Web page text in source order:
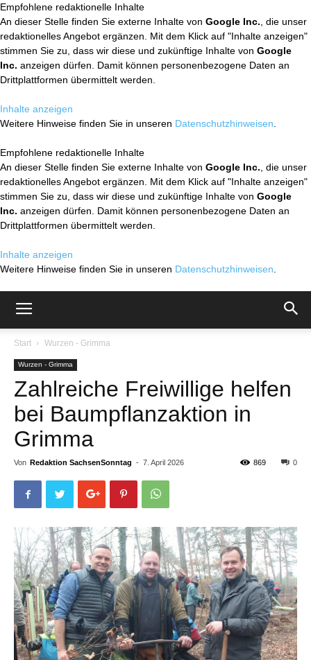
Empfohlene redaktionelle Inhalte
An dieser Stelle finden Sie externe Inhalte von Google Inc. , die unser
redaktionelles Angebot ergänzen. Mit dem Klick auf "Inhalte anzeigen"
stimmen Sie zu, dass wir diese und zukünftige Inhalte von Google
Inc. anzeigen dürfen. Damit können personenbezogene Daten an
Drittplattformen übermittelt werden.
Inhalte anzeigen
Weitere Hinweise finden Sie in unseren Datenschutzhinweisen
Empfohlene redaktionelle Inhalte
An dieser Stelle finden Sie externe Inhalte von Google Inc. , die unser
redaktionelles Angebot ergänzen. Mit dem Klick auf "Inhalte anzeigen"
stimmen Sie zu, dass wir diese und zukünftige Inhalte von Google
Inc. anzeigen dürfen. Damit können personenbezogene Daten an
Drittplattformen übermittelt werden.
Inhalte anzeigen
Weitere Hinweise finden Sie in unseren Datenschutzhinweisen
Start Wurzen - Grimma
Wurzen - Grimma
Zahlreiche Freiwillige helfen
bei Baumpflanzaktion in
Grimma
Von Redaktion SachsenSonntag - 7. April 2026 0
869